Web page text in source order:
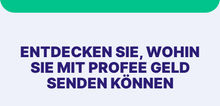
ENTDECKEN SIE, WOHIN
SIE MIT PROFEE GELD
SENDEN KÖNNEN